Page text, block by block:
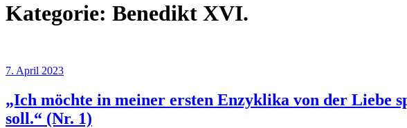
Kategorie: Benedikt XVI.
7. April 2023
„Ich möchte in meiner ersten Enzyklika von der Liebe
soll.“ (Nr. 1)